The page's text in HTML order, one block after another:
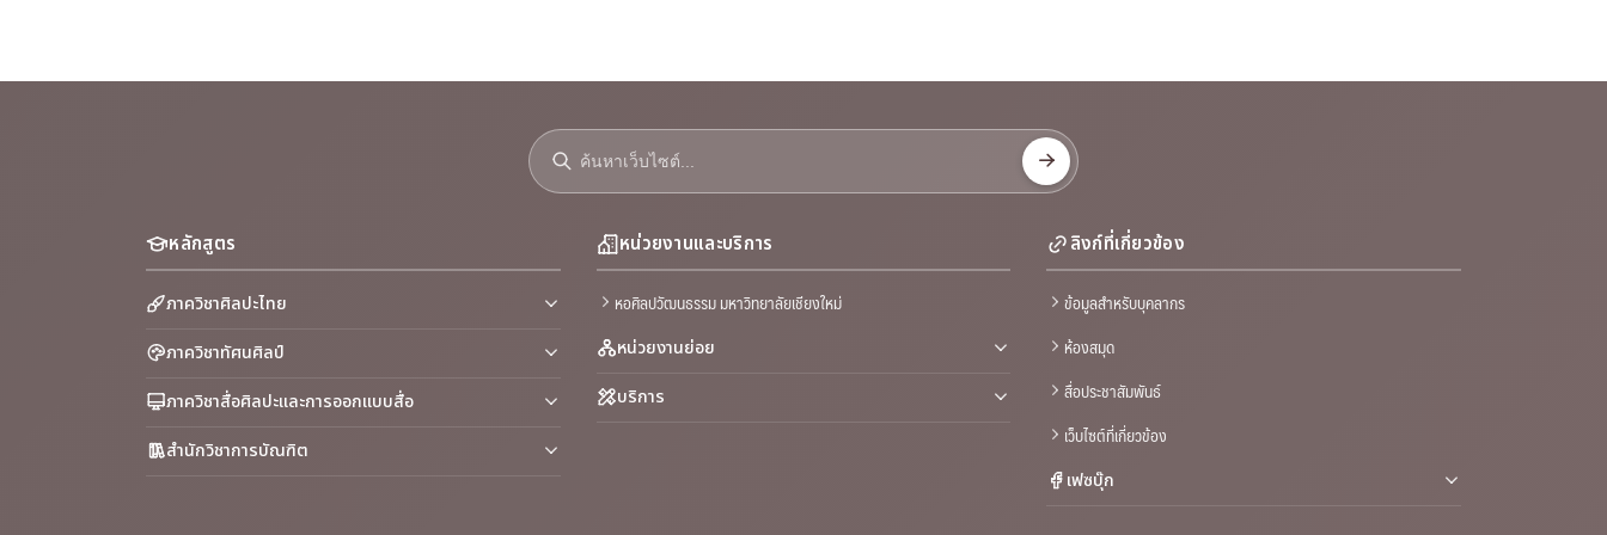
หลักสูตร
ภาควิชาศิลปะไทย
ภาควิชาทัศนศิลป์
ภาควิชาสื่อศิลปะและการออกแบบสื่อ
สำนักวิชาการบัณฑิต
หน่วยงานและบริการ
หอศิลปวัฒนธรรม มหาวิทยาลัยเชียงใหม่
หน่วยงานย่อย
บริการ
ลิงก์ที่เกี่ยวข้อง
ข้อมูลสำหรับบุคลากร
ห้องสมุด
สื่อประชาสัมพันธ์
เว็บไซต์ที่เกี่ยวข้อง
เฟซบุ๊ก